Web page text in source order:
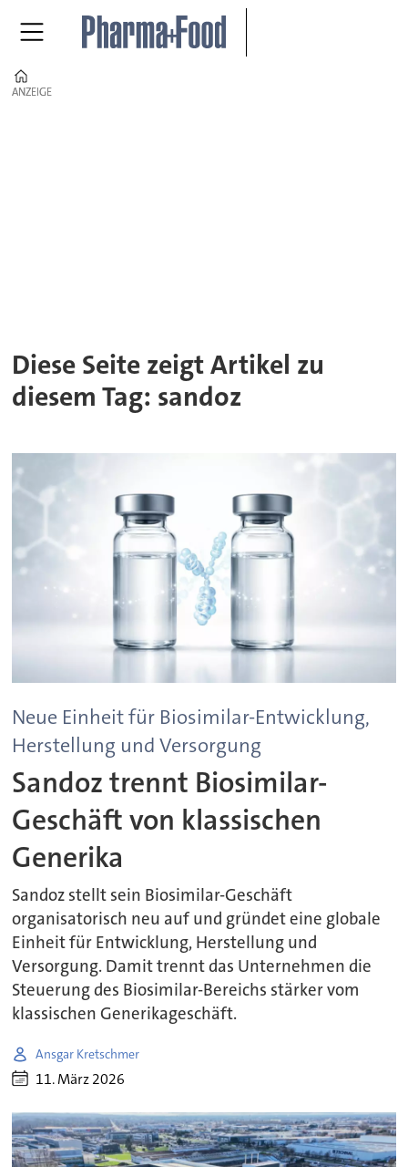
ANZEIGE
ANZEIGE
Diese Seite zeigt Artikel zu
diesem Tag: sandoz
Neue Einheit für Biosimilar-Entwicklung,
Herstellung und Versorgung
Sandoz trennt Biosimilar-
Geschäft von klassischen
Generika
Sandoz stellt sein Biosimilar-Geschäft
organisatorisch neu auf und gründet eine globale
Einheit für Entwicklung, Herstellung und
Versorgung. Damit trennt das Unternehmen die
Steuerung des Biosimilar-Bereichs stärker vom
klassischen Generikageschäft.
Ansgar Kretschmer
11. März 2026